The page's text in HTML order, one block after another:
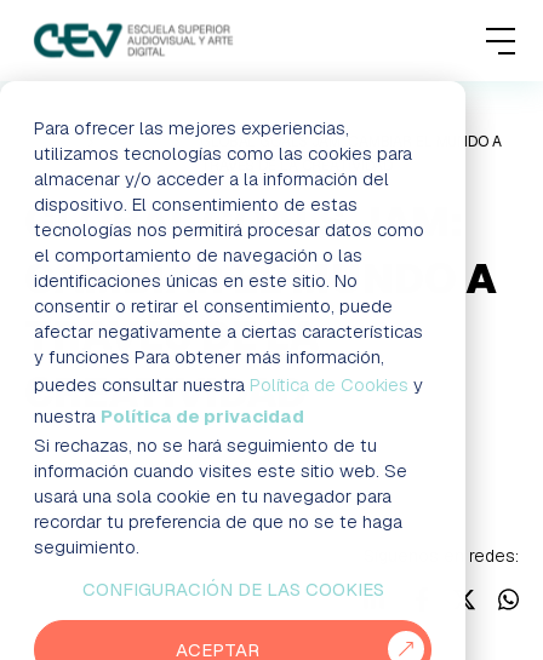
Para ofrecer las mejores experiencias,
utilizamos tecnologías como las cookies para
almacenar y/o acceder a la información del
dispositivo. El consentimiento de estas
tecnologías nos permitirá procesar datos como
el comportamiento de navegación o las
identificaciones únicas en este sitio. No
consentir o retirar el consentimiento, puede
afectar negativamente a ciertas características
y funciones Para obtener más información,
puedes consultar nuestra Política de Cookies y
nuestra Política de privacidad
Si rechazas, no se hará seguimiento de tu
información cuando visites este sitio web. Se
usará una sola cookie en tu navegador para
recordar tu preferencia de que no se te haga
seguimiento.
CONFIGURACIÓN DE LAS COOKIES
ACEPTAR
MENU
FORMACIONES
ADMISIONES
ACTUALIDAD
ESCUELA
CONTACTO
RESERVAR PLAZA VISITAR ESCUELA
BLOG
EMPRESAS
GLOBAL GOALS JAM:
CAMBIAR EL MUNDO A
TRAVÉS DE LA
CREATIVIDAD
GLOBAL GOALS JAM: CAMBIAR EL MUNDO A
TRAVÉS DE LA CREATIVIDAD
Formación a distancia Madrid
Síguenos en redes: